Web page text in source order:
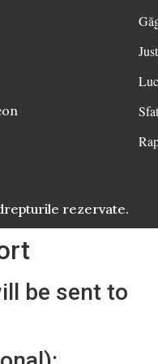
rezervate.
be sent to